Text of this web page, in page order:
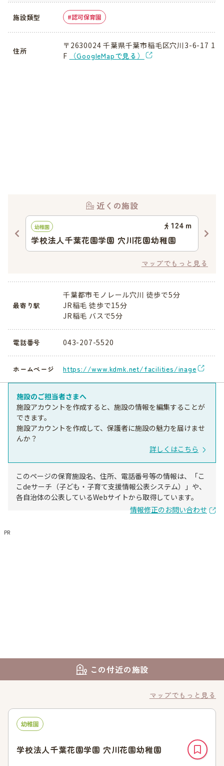
施設類型 認可保育園
住所
〒2630024 千葉県千葉市稲毛区穴川3-6-17 1
F
（GoogleMapで見る）
近くの施設
幼稚園 124 ｍ
学校法人千葉花園学園 穴川花園幼稚園
マップでもっと見る
最寄り駅
千葉都市モノレール穴川 徒歩で5分
JR稲毛 徒歩で15分
JR稲毛 バスで5分
電話番号 043-207-5520
ホームページ https://www.kdmk.net/facilities/inage
施設のご担当者さまへ
施設アカウントを作成すると、施設の情報を編集することが
できます。
施設アカウントを作成して、保護者に施設の魅力を届けませ
んか？
詳しくはこちら
このページの保育施設名、住所、電話番号等の情報は、「こ
こdeサーチ（子ども・子育て支援情報公表システム）」や、
各自治体の公表しているWebサイトから取得しています。
情報修正のお問い合わせ
PR
この付近の施設
マップでもっと見る
幼稚園
学校法人千葉花園学園 穴川花園幼稚園